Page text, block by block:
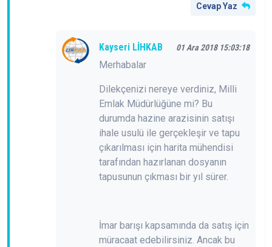
Cevap Yaz
Kayseri LİHKAB 01 Ara 2018 15:03:18
Merhabalar
Dilekçenizi nereye verdiniz, Milli
Emlak Müdürlüğüne mi? Bu
durumda hazine arazisinin satışı
ihale usulü ile gerçekleşir ve tapu
çıkarılması için harita mühendisi
tarafından hazırlanan dosyanın
tapusunun çıkması bir yıl sürer.
İmar barışı kapsamında da satış için
müracaat edebilirsiniz. Ancak bu